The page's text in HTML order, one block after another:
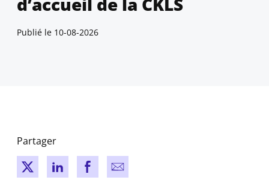
Publié le 10-08-2026
Partager
New windowNew window
New windowNew window